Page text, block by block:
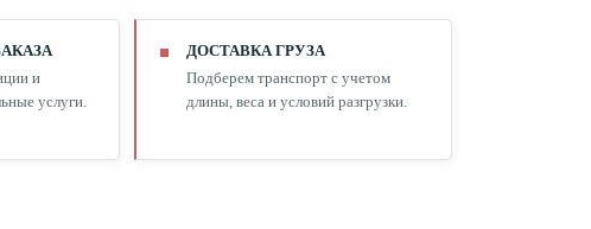
и
услуги.
ДОСТАВКА ГРУЗА
Подберем транспорт с учетом
длины, веса и условий разгрузки.